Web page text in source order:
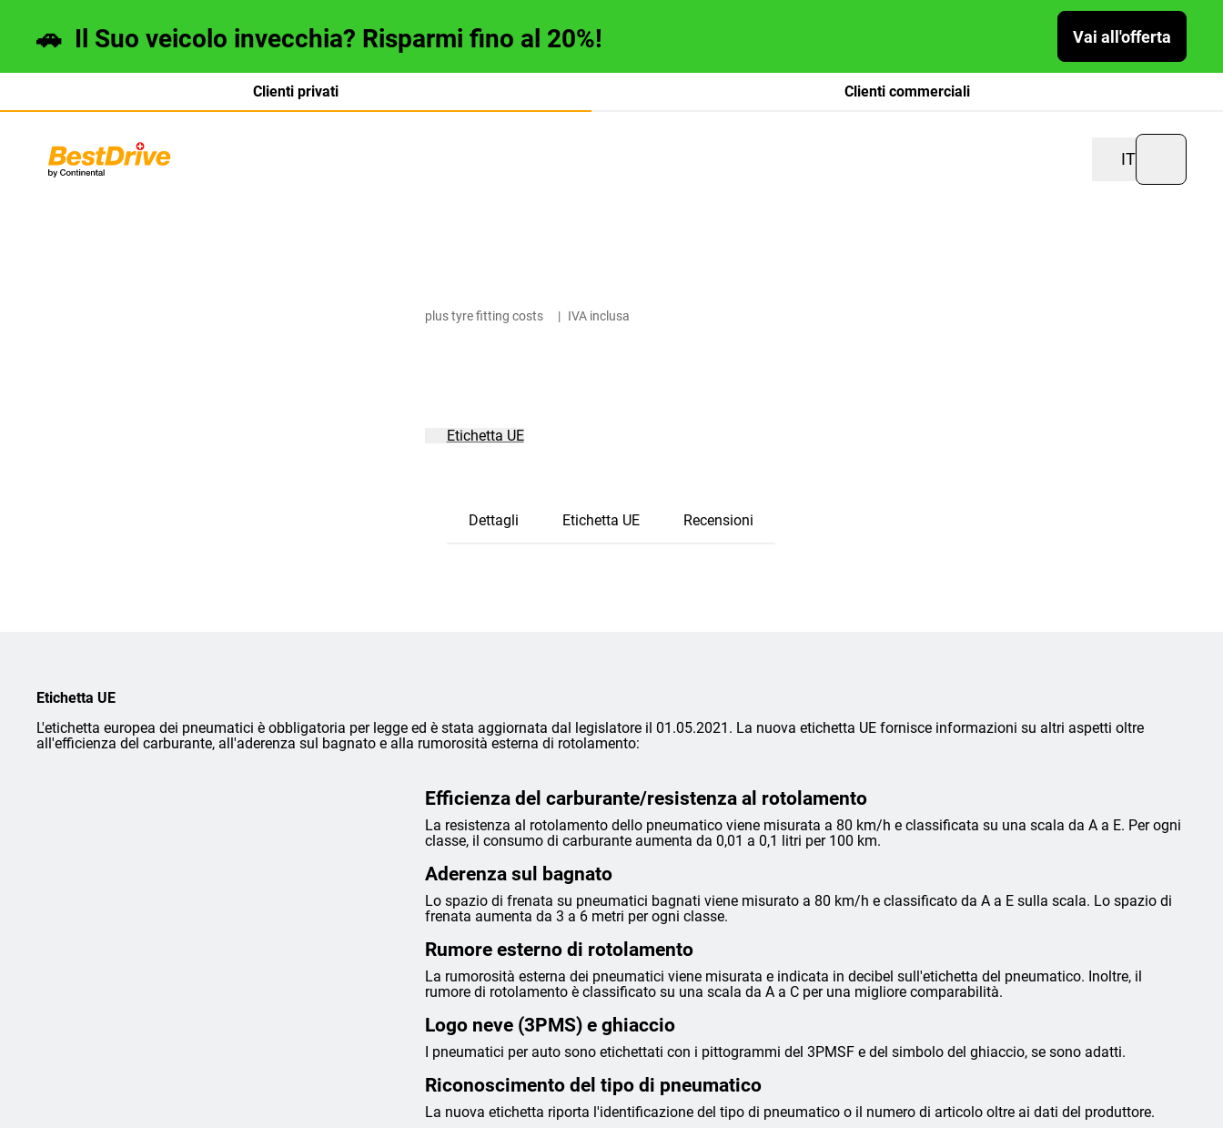
🚗 Il Suo veicolo invecchia? Risparmi fino al 20%! Vai all'offerta
Clienti privati Clienti commerciali
IT
Deutsch
plus tyre fitting costs | IVA inclusa
Etichetta UE
Dettagli Etichetta UE Recensioni
Etichetta UE
L'etichetta europea dei pneumatici è obbligatoria per legge ed è stata aggiornata dal legislatore il 01.05.2021. La nuova etichetta UE fornisce informazioni su altri aspetti oltre
all'efficienza del carburante, all'aderenza sul bagnato e alla rumorosità esterna di rotolamento:
Efficienza del carburante/resistenza al rotolamento
La resistenza al rotolamento dello pneumatico viene misurata a 80 km/h e classificata su una scala da A a E. Per ogni
classe, il consumo di carburante aumenta da 0,01 a 0,1 litri per 100 km.
Aderenza sul bagnato
Lo spazio di frenata su pneumatici bagnati viene misurato a 80 km/h e classificato da A a E sulla scala. Lo spazio di
frenata aumenta da 3 a 6 metri per ogni classe.
Rumore esterno di rotolamento
La rumorosità esterna dei pneumatici viene misurata e indicata in decibel sull'etichetta del pneumatico. Inoltre, il
rumore di rotolamento è classificato su una scala da A a C per una migliore comparabilità.
Logo neve (3PMS) e ghiaccio
I pneumatici per auto sono etichettati con i pittogrammi del 3PMSF e del simbolo del ghiaccio, se sono adatti.
Riconoscimento del tipo di pneumatico
La nuova etichetta riporta l'identificazione del tipo di pneumatico o il numero di articolo oltre ai dati del produttore.